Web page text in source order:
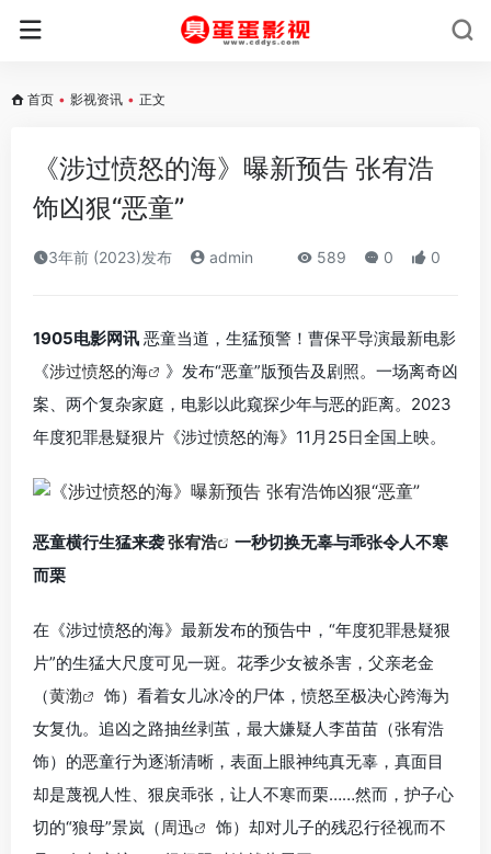
首页 • 影视资讯 • 正文
《涉过愤怒的海》曝新预告 张宥浩
饰凶狠“恶童”
3年前 (2023)发布 admin 589 0 0
1905电影网讯 恶童当道，生猛预警！曹保平导演最新电影
《涉过愤怒的海
》发布“恶童”版预告及剧照。一场离奇凶
案、两个复杂家庭，电影以此窥探少年与恶的距离。2023
年度犯罪悬疑狠片《涉过愤怒的海》11月25日全国上映。
恶童横行生猛来袭张宥浩
一秒切换无辜与乖张令人不寒
而栗
在《涉过愤怒的海》最新发布的预告中，“年度犯罪悬疑狠
片”的生猛大尺度可见一斑。花季少女被杀害，父亲老金
（黄渤
饰）看着女儿冰冷的尸体，愤怒至极决心跨海为
女复仇。追凶之路抽丝剥茧，最大嫌疑人李苗苗（张宥浩
饰）的恶童行为逐渐清晰，表面上眼神纯真无辜，真面目
却是蔑视人性、狠戾乖张，让人不寒而栗……然而，护子心
切的“狼母”景岚（ 周迅
饰）却对儿子的残忍行径视而不